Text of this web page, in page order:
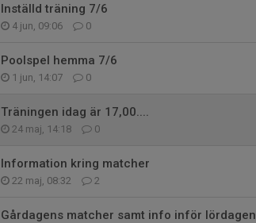
Inställd träning 7/6
4 jun, 09:06 0
Poolspel hemma 7/6
1 jun, 14:07 0
Träningen idag är 17,00....
24 maj, 14:18 0
Information kring matcher
22 maj, 08:32 2
Gårdagens matcher samt info inför lördagen